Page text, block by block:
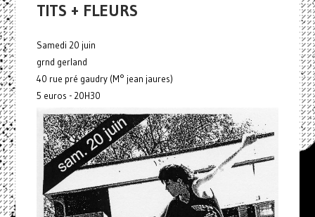
TITS + FLEURS
Samedi 20 juin
grnd gerland
40 rue pré gaudry (M° jean jaures)
5 euros - 20H30